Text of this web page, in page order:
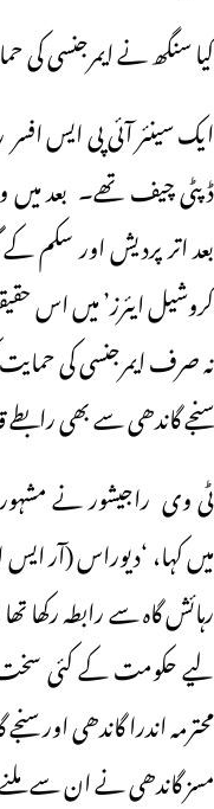
کیا سنگھ نے ایمرجنسی کی
ایک سینئر آئی پی ایس
ڈپٹی چیف تھے۔ بعد میں
بعد اتر پردیش اور سکم
کروشیل ایئرز’ میں اس
نہ صرف ایمرجنسی کی
سنجے گاندھی سے بھی
ٹی وی راجیشور نے
میں کہا، ‘دیوراس (آر
رہائش گاہ سے رابطہ رکھا
لیے حکومت کے کئی سخت
محترمہ اندرا گاندھی اور
مسز گاندھی نے ان سے